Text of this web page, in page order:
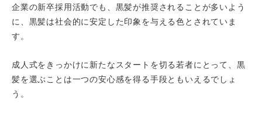
企業の新卒採用活動でも、黒髪が推奨されることが多いよう
に、黒髪は社会的に安定した印象を与える色とされていま
す。
成人式をきっかけに新たなスタートを切る若者にとって、黒
髪を選ぶことは一つの安心感を得る手段ともいえるでしょ
う。